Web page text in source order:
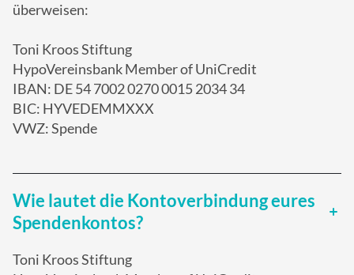
überweisen:
Toni Kroos Stiftung
HypoVereinsbank Member of UniCredit
IBAN: DE 54 7002 0270 0015 2034 34
BIC: HYVEDEMMXXX
VWZ: Spende
Wie lautet die Kontoverbindung eures
Spendenkontos?
Toni Kroos Stiftung